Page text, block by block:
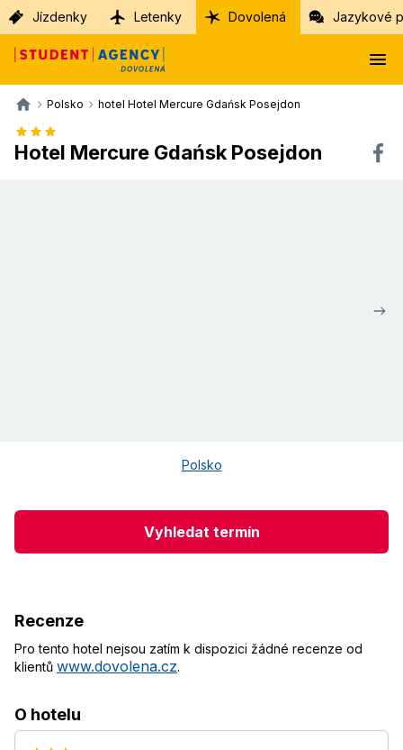
Jízdenky Letenky Dovolená Jazykové
Polsko hotel Hotel Mercure Gdańsk Posejdon
Hotel Mercure Gdańsk Posejdon
Polsko
Vyhledat termín
Recenze
Pro tento hotel nejsou zatím k dispozici žádné recenze od
klientů www.dovolena.cz.
O hotelu